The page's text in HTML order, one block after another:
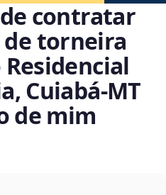
contratar
torneira
Cuiabá‑MT
de mim